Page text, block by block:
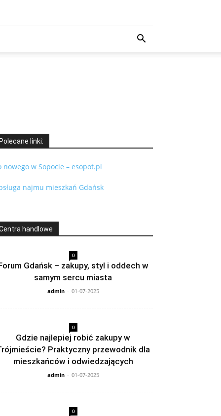
linki:
nowego w Sopocie – esopot.pl
najmu mieszkań Gdańsk
handlowe
0
Gdańsk – zakupy, styl i oddech w
samym sercu miasta
admin - 01-07-2025
0
Gdzie najlepiej robić zakupy w
Praktyczny przewodnik dla
mieszkańców i odwiedzających
admin - 01-07-2025
0